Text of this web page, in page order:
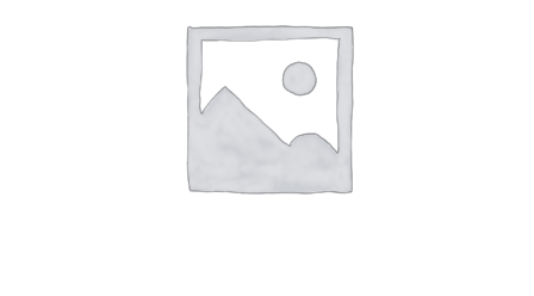
SHTOJE NË SHPORTË